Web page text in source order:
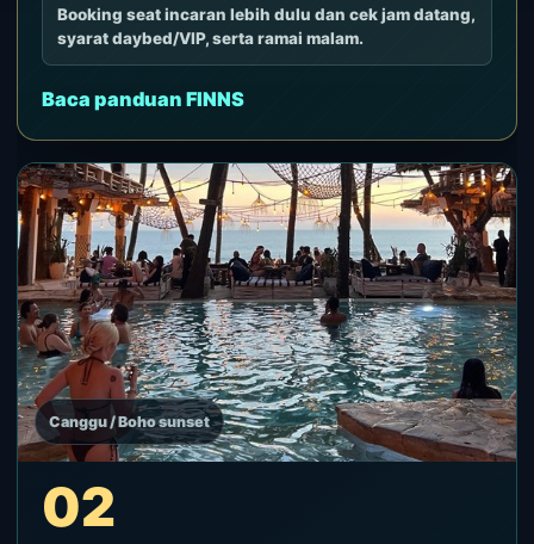
Booking seat incaran lebih dulu dan cek jam datang,
syarat daybed/VIP, serta ramai malam.
Baca panduan FINNS
Canggu / Boho sunset
02